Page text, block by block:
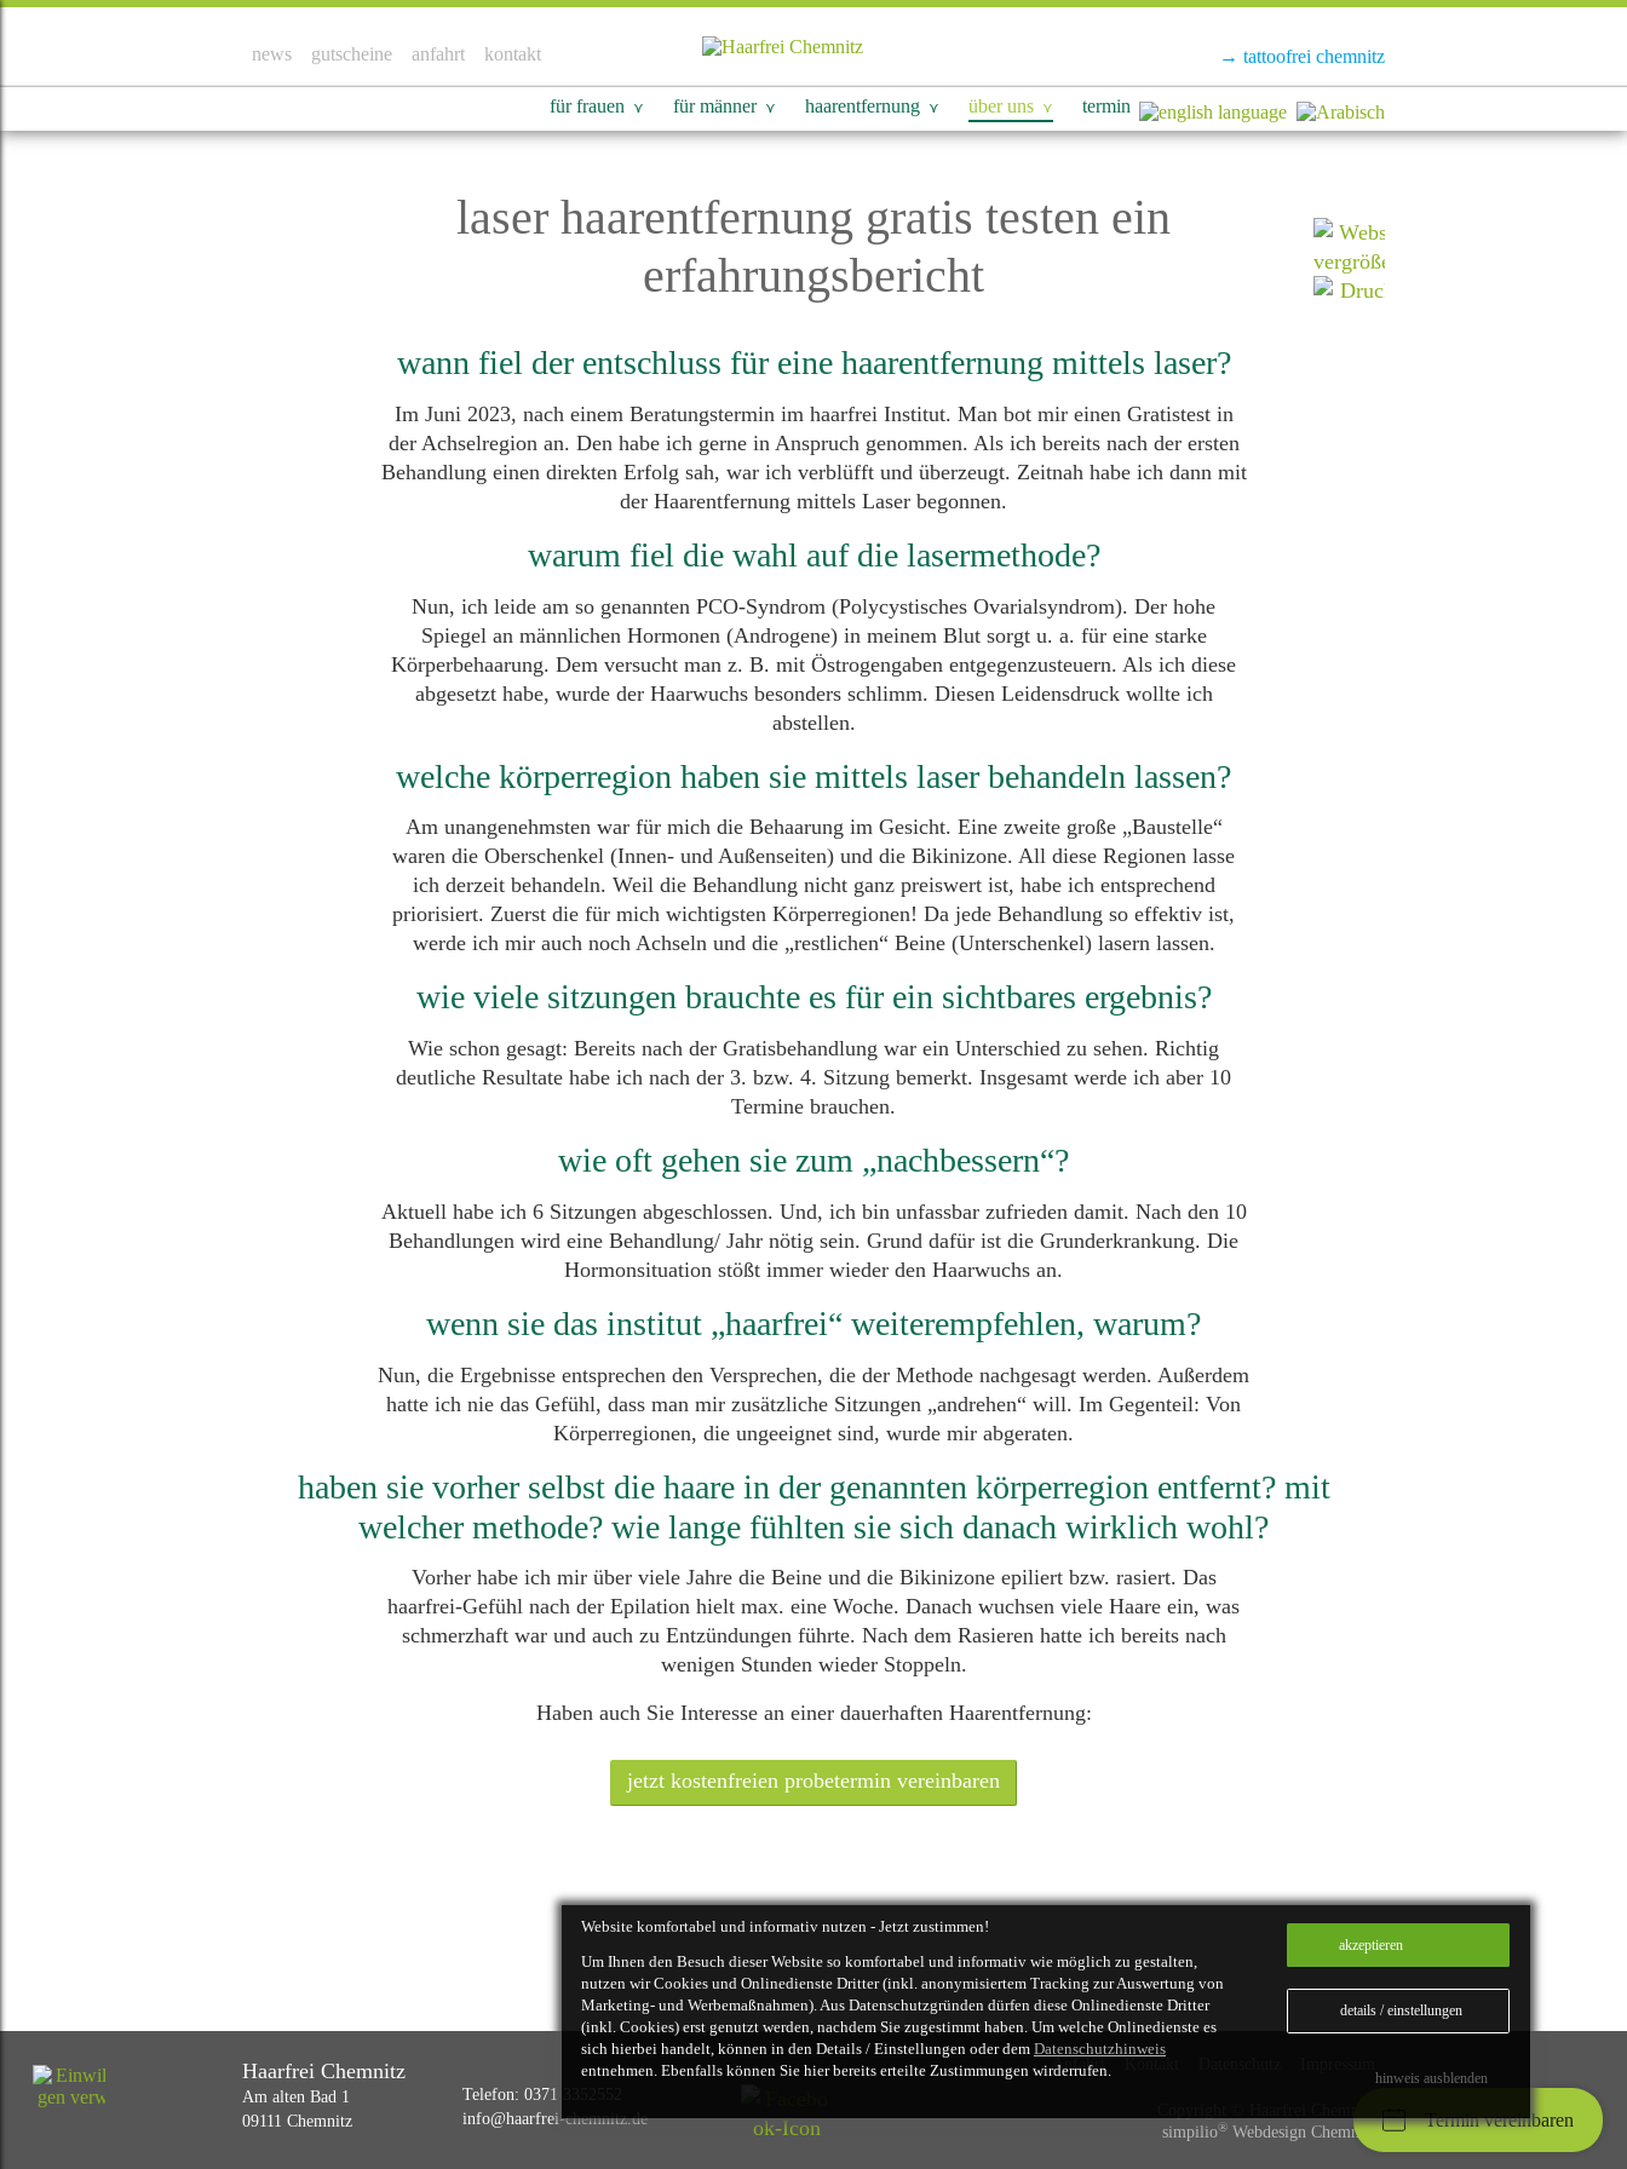
news gutscheine anfahrt kontakt tattoofrei chemnitz
für frauen für männer haarentfernung über uns termin
laser haarentfernung gratis testen ein
erfahrungsbericht
wann fiel der entschluss für eine haarentfernung mittels laser?
Im Juni 2023, nach einem Beratungstermin im haarfrei Institut. Man bot mir einen Gratistest in
der Achselregion an. Den habe ich gerne in Anspruch genommen. Als ich bereits nach der ersten
Behandlung einen direkten Erfolg sah, war ich verblüfft und überzeugt. Zeitnah habe ich dann mit
der Haarentfernung mittels Laser begonnen.
warum fiel die wahl auf die lasermethode?
Nun, ich leide am so genannten PCO-Syndrom (Polycystisches Ovarialsyndrom). Der hohe
Spiegel an männlichen Hormonen (Androgene) in meinem Blut sorgt u. a. für eine starke
Körperbehaarung. Dem versucht man z. B. mit Östrogengaben entgegenzusteuern. Als ich diese
abgesetzt habe, wurde der Haarwuchs besonders schlimm. Diesen Leidensdruck wollte ich
abstellen.
welche körperregion haben sie mittels laser behandeln lassen?
Am unangenehmsten war für mich die Behaarung im Gesicht. Eine zweite große „Baustelle“
waren die Oberschenkel (Innen- und Außenseiten) und die Bikinizone. All diese Regionen lasse
ich derzeit behandeln. Weil die Behandlung nicht ganz preiswert ist, habe ich entsprechend
priorisiert. Zuerst die für mich wichtigsten Körperregionen! Da jede Behandlung so effektiv ist,
werde ich mir auch noch Achseln und die „restlichen“ Beine (Unterschenkel) lasern lassen.
wie viele sitzungen brauchte es für ein sichtbares ergebnis?
Wie schon gesagt: Bereits nach der Gratisbehandlung war ein Unterschied zu sehen. Richtig
deutliche Resultate habe ich nach der 3. bzw. 4. Sitzung bemerkt. Insgesamt werde ich aber 10
Termine brauchen.
wie oft gehen sie zum „nachbessern“?
Aktuell habe ich 6 Sitzungen abgeschlossen. Und, ich bin unfassbar zufrieden damit. Nach den 10
Behandlungen wird eine Behandlung/ Jahr nötig sein. Grund dafür ist die Grunderkrankung. Die
Hormonsituation stößt immer wieder den Haarwuchs an.
wenn sie das institut „haarfrei“ weiterempfehlen, warum?
Nun, die Ergebnisse entsprechen den Versprechen, die der Methode nachgesagt werden. Außerdem
hatte ich nie das Gefühl, dass man mir zusätzliche Sitzungen „andrehen“ will. Im Gegenteil: Von
Körperregionen, die ungeeignet sind, wurde mir abgeraten.
haben sie vorher selbst die haare in der genannten körperregion entfernt? mit
welcher methode? wie lange fühlten sie sich danach wirklich wohl?
Vorher habe ich mir über viele Jahre die Beine und die Bikinizone epiliert bzw. rasiert. Das
haarfrei-Gefühl nach der Epilation hielt max. eine Woche. Danach wuchsen viele Haare ein, was
schmerzhaft war und auch zu Entzündungen führte. Nach dem Rasieren hatte ich bereits nach
wenigen Stunden wieder Stoppeln.
Haben auch Sie Interesse an einer dauerhaften Haarentfernung:
jetzt kostenfreien probetermin vereinbaren
Anfahrt
simpilio® Webdesign Chemnitz
Haarfrei Chemnitz
Am alten Bad 1
09111 Chemnitz
Telefon: 0371 3352552
info@haarfrei-chemnitz.de
Termin vereinbaren
Website komfortabel und informativ nutzen - Jetzt zustimmen!
Um Ihnen den Besuch dieser Website so komfortabel und informativ wie möglich zu gestalten,
nutzen wir Cookies und Onlinedienste Dritter (inkl. anonymisiertem Tracking zur Auswertung von
Marketing- und Werbemaßnahmen). Aus Datenschutzgründen dürfen diese Onlinedienste Dritter
(inkl. Cookies) erst genutzt werden, nachdem Sie zugestimmt haben. Um welche Onlinedienste es
sich hierbei handelt, können in den Details / Einstellungen oder dem Datenschutzhinweis
entnehmen. Ebenfalls können Sie hier bereits erteilte Zustimmungen wirderrufen.